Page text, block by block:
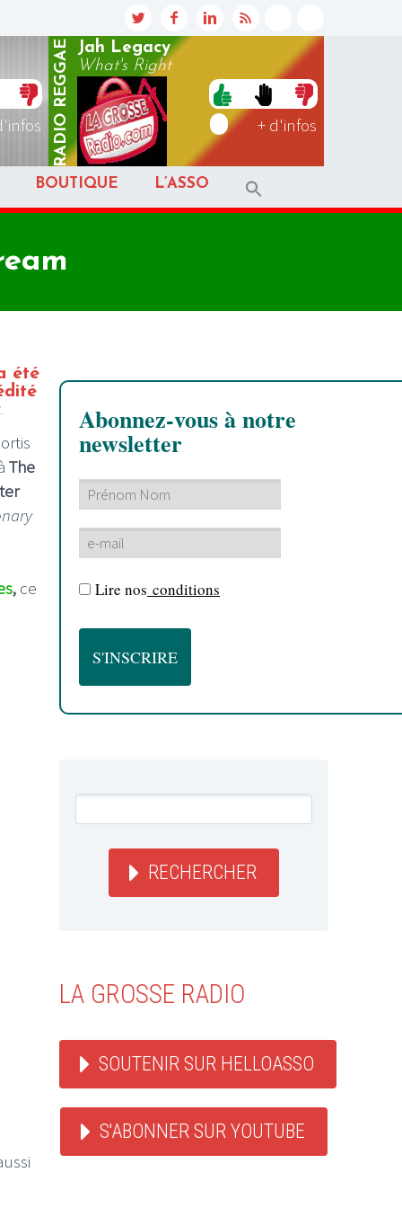
RADIO
REGGAE
Jah Legacy
What's Right
+ d'infos
BOUTIQUE L’ASSO
été
.
The
, ce
Abonnez-vous à notre
newsletter
Lire nos conditions
RECHERCHER
LA GROSSE RADIO
SOUTENIR SUR HELLOASSO
S'ABONNER SUR YOUTUBE